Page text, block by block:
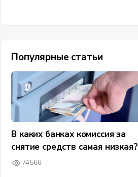
Популярные статьи
В каких банках комиссия за
снятие средств самая низкая?
74566